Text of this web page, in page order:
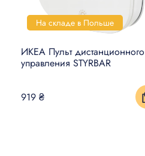
На складе в Польше
ИКЕА Пульт дистанционного
управления STYRBAR
919 ₴